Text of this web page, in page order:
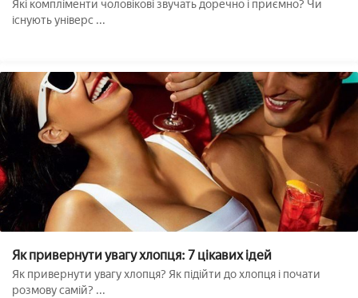
Які компліменти чоловікові звучать доречно і приємно? Чи
існують універс ...
Як привернути увагу хлопця: 7 цікавих ідей
Як привернути увагу хлопця? Як підійти до хлопця і почати
розмову самій? ...